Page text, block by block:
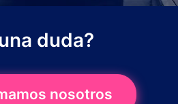
duda?
nosotros